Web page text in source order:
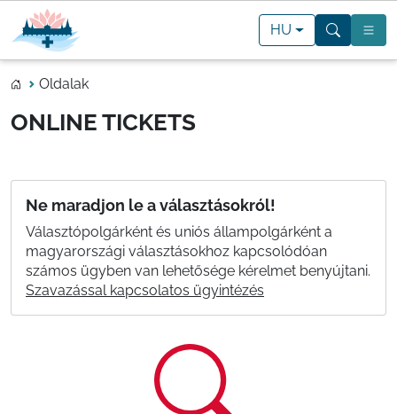
HU
Oldalak
ONLINE TICKETS
Ne maradjon le a választásokról!
Választópolgárként és uniós állampolgárként a
magyarországi választásokhoz kapcsolódóan
számos ügyben van lehetősége kérelmet benyújtani.
Szavazással kapcsolatos ügyintézés